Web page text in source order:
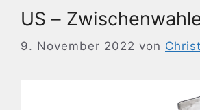
US –
9. November 2022 von